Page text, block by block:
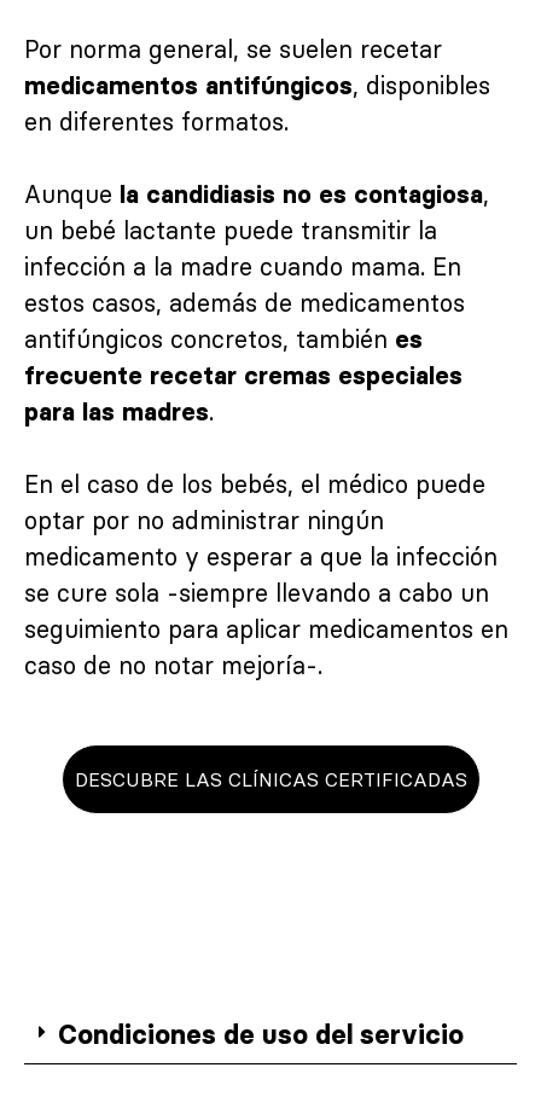
Por norma general, se suelen recetar
medicamentos antifúngicos, disponibles
en diferentes formatos.
Aunque la candidiasis no es contagiosa,
un bebé lactante puede transmitir la
infección a la madre cuando mama. En
estos casos, además de medicamentos
antifúngicos concretos, también es
frecuente recetar cremas especiales
para las madres.
En el caso de los bebés, el médico puede
optar por no administrar ningún
medicamento y esperar a que la infección
se cure sola -siempre llevando a cabo un
seguimiento para aplicar medicamentos en
caso de no notar mejoría-.
DESCUBRE LAS CLÍNICAS CERTIFICADAS
Condiciones de uso del servicio